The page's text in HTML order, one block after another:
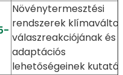
Növénytermesztési
rendszerek
válaszreakciójának és
adaptációs
lehetőségeinek